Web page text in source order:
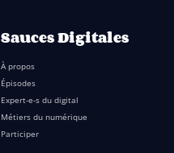
Sauces Digitales
À propos
Épisodes
Expert-e-s du digital
Métiers du numérique
Participer